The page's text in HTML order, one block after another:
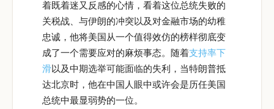
着既着迷又反感的心情，看着这位总统失败的
关税战、与伊朗的冲突以及对金融市场的幼稚
忠诚，他将美国从一个值得效仿的榜样彻底变
成了一个需要应对的麻烦事态。随着支持率下
滑以及中期选举可能面临的失利，当特朗普抵
达北京时，他在中国人眼中或许会是历任美国
总统中最显弱势的一位。